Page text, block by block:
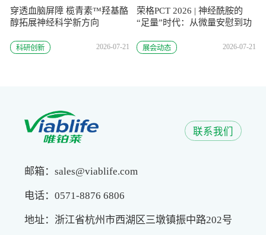
穿透血脑屏障 榄青素™羟基酪
醇拓展神经科学新方向
科研创新 2026-07-21
荣格PCT 2026 | 神经酰胺的
“足量”时代：从微量安慰到功
展会动态 2026-07-21
联系我们
邮箱：sales@viablife.com
电话：0571-8876 6806
地址：浙江省杭州市西湖区三墩镇振中路202号